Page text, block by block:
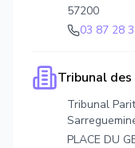
57200
03 87 28
Tribunal
Tribunal
PLACE DU